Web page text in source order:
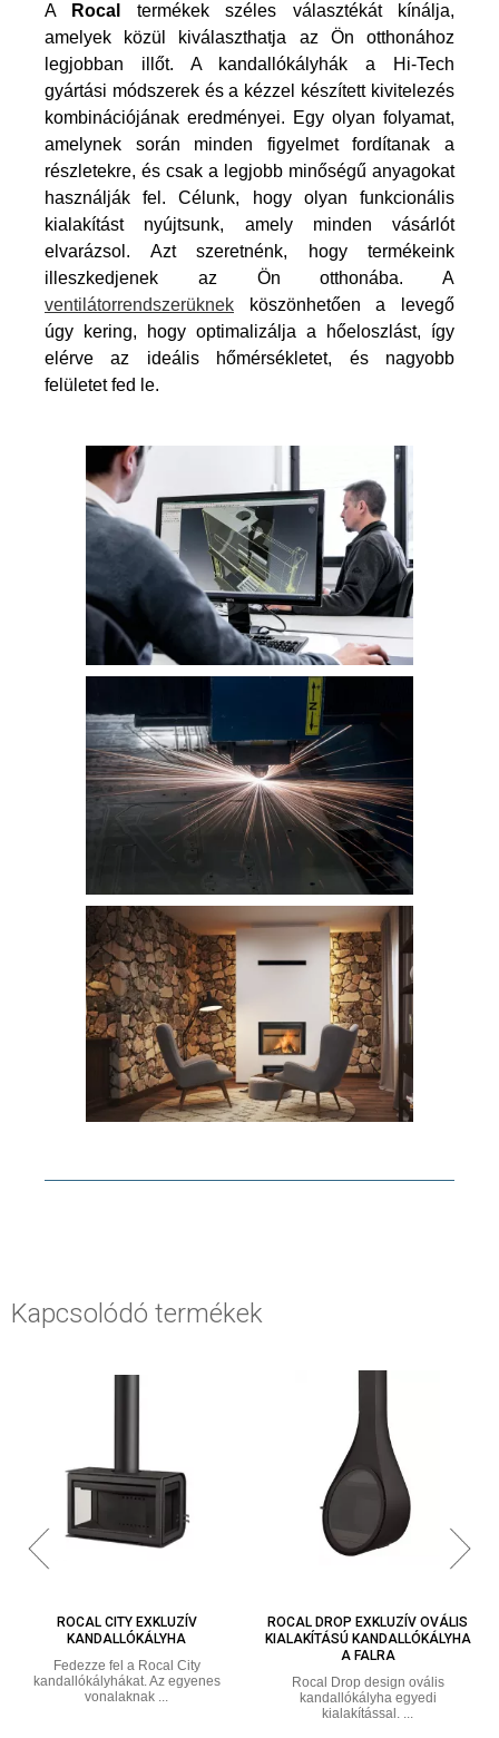
A Rocal
termékek széles választékát kínálja,
amelyek közül kiválaszthatja az Ön otthonához
legjobban illőt. A kandallókályhák a Hi-Tech
gyártási módszerek és a kézzel készített kivitelezés
kombinációjának eredményei. Egy olyan folyamat,
amelynek során minden figyelmet fordítanak a
részletekre, és csak a legjobb minőségű anyagokat
használják fel. Célunk, hogy olyan funkcionális
kialakítást nyújtsunk, amely minden vásárlót
elvarázsol. Azt szeretnénk, hogy termékeink
illeszkedjenek az Ön otthonába. A
ventilátorrendszerüknek köszönhetően a levegő
úgy kering, hogy optimalizálja a hőeloszlást, így
elérve az ideális hőmérsékletet, és nagyobb
felületet fed le.
Kapcsolódó termékek
ROCAL DROP EXKLUZÍV OVÁLIS
KIALAKÍTÁSÚ KANDALLÓKÁLYHA
Rocal Drop design ovális
kandallókályha egyedi
ROCAL D-7 EXKLUZÍV
KANDALLÓKÁLYHA ACÉLBÓL
kategóriájának egyik
legnépszerűbb ...